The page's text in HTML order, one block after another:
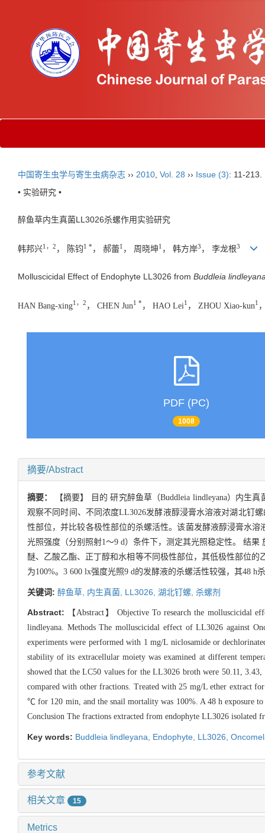
中国寄生虫学与寄生虫病杂志 ›› 2010 Vol. 28 ›› Issue (3): 11-213.
• 实验研究 •
醉鱼草内生真菌LL3026杀螺作用实验研究
韩邦兴1，2 ， 陈钧1 * ， 郝蕾1 ， 周晓坤1 ， 韩方岸3 ， 李龙根3
Molluscicidal Effect of Endophyte LL3026 from Buddleia
HAN Bang-xing1，2 ， CHEN Jun1 * ， HAO Lei1 ， ZHOU Xiao-kun1
PDF (PC)
1008
摘要/Abstract
摘要：
【摘要】 目的 研究醉鱼草（Buddleia lindleyana）内生
观察不同时间、不同浓度LL3026发酵液醇浸膏水溶液对湖北钉
性部位，并比较各极性部位的杀螺活性。该菌发酵液醇浸膏水
光照强度（分别照射1～9 d）条件下，测定其光照稳定性。 结果
醚、乙酸乙酯、正丁醇和水相等不同极性部位，其低极性部位
为100%。3 600 lx强度光照9 d的发酵液的杀螺活性较强，其48
关键词: 醉鱼草, 内生真菌, LL3026, 湖北钉螺, 杀螺剂
Abstract:
【Abstract】 Objective To research the molluscicidal
lindleyana. Methods The molluscicidal effect of LL3026 against
experiments were performed with 1 mg/L niclosamide or
stability of its extracellular moiety was examined at different
showed that the LC50 values for the LL3026 broth were 50.11,
compared with other fractions. Treated with 25 mg/L ether extract
℃ for 120 min, and the snail mortality was 100%. A 48 h exposure
Conclusion The fractions extracted from endophyte LL3026 isolated
Key words: Buddleia lindleyana, Endophyte, LL3026,
参考文献
相关文章 15
Metrics